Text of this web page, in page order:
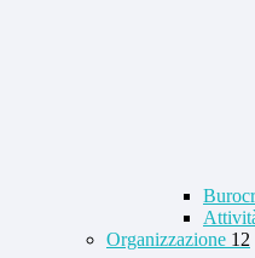
Organizzazione 12